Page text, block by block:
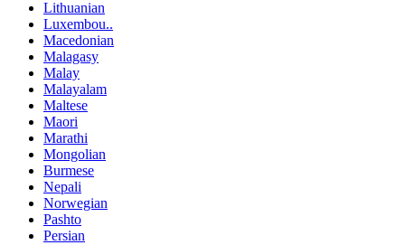
Lithuanian
Luxembou..
Macedonian
Malagasy
Malay
Malayalam
Maltese
Maori
Marathi
Mongolian
Burmese
Nepali
Norwegian
Pashto
Persian